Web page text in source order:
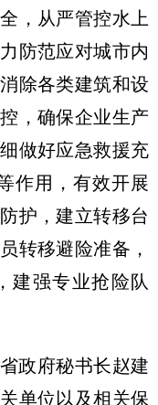
，从严管控水上
防范应对城市内
除各类建筑和设
，确保企业生产
做好应急救援充
作用，有效开展
护，建立转移台
转移避险准备，
建强专业抢险队
政府秘书长赵建
单位以及相关保